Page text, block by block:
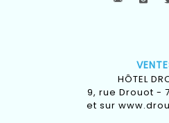
HÔTEL
9, rue Drouot -
et sur